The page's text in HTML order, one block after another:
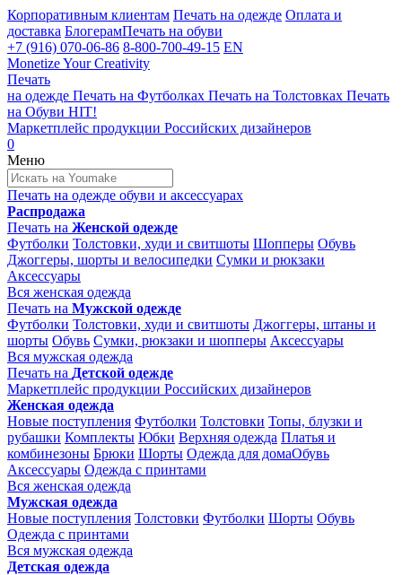
Корпоративным клиентам Печать на одежде Оплата и
доставка БлогерамПечать на обуви
+7 (916) 070-06-86 8-800-700-49-15 EN
Monetize Your Creativity
Печать
на одежде Печать на Футболках Печать на Толстовках Печать
на Обуви HIT!
Маркетплейс продукции Российских дизайнеров
0
Меню
Печать на одежде обуви и аксессуарах
Распродажа
Печать на Женской одежде
Футболки Толстовки, худи и свитшоты Шопперы Обувь
Джоггеры, шорты и велосипедки Сумки и рюкзаки
Аксессуары
Вся женская одежда
Печать на Мужской одежде
Футболки Толстовки, худи и свитшоты Джоггеры, штаны и
шорты Обувь Сумки, рюкзаки и шопперы Аксессуары
Вся мужская одежда
Печать на Детской одежде
Маркетплейс продукции Российских дизайнеров
Женская одежда
Новые поступления Футболки Толстовки Топы, блузки и
рубашки Комплекты Юбки Верхняя одежда Платья и
комбинезоны Брюки Шорты Одежда для домаОбувь
Аксессуары Одежда с принтами
Вся женская одежда
Мужская одежда
Новые поступления Толстовки Футболки Шорты Обувь
Одежда с принтами
Вся мужская одежда
Детская одежда